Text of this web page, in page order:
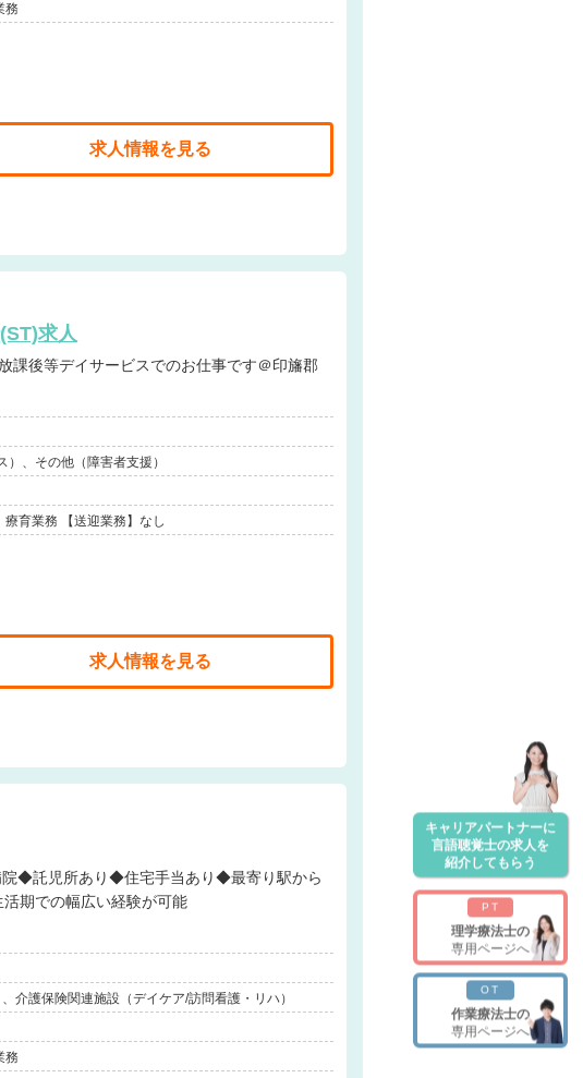
務
求人情報を見る
求人
ッフ複数在籍！放課後等デイサービスでのお仕事です＠印旛郡
、その他（障害者支援）
育業務 【送迎業務】なし
求人情報を見る
期での幅広い経験が可能
介護保険関連施設（デイケア/訪問看護・リハ）
務
キャリアパートナーに
言語聴覚士の求人を
紹介してもらう
PT
理学療法士の
専用ページへ
OT
作業療法士の
専用ページへ